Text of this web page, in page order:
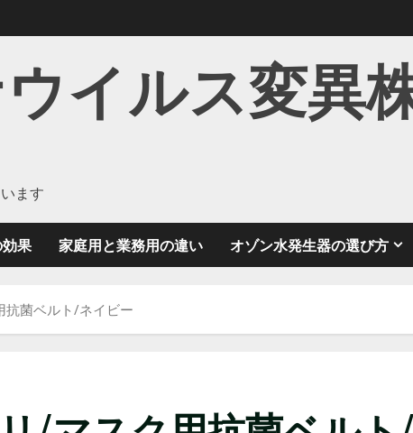
イルス変異株
ます
果 家庭用と業務用の違い オゾン水発生器の選び方
抗菌ベルト/ネイビー